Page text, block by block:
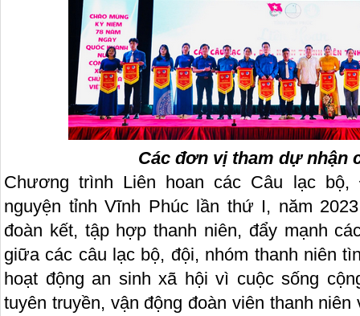
Các đơn vị tham dự nhận
Chương trình Liên hoan các Câu lạc bộ,
nguyện tỉnh Vĩnh Phúc lần thứ I, năm
đoàn kết, tập hợp thanh niên, đẩy mạnh
giữa các câu lạc bộ, đội, nhóm thanh niên
hoạt động an sinh xã hội vì cuộc sống
tuyên truyền, vận động đoàn viên thanh